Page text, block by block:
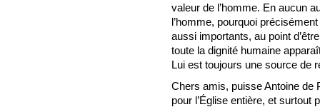
valeur de l’homme. En aucun
l’homme, pourquoi
aussi importants, au point
toute la dignité humaine
Lui est toujours une source de
Chers amis, puisse Antoine de
pour l’Église entière, et